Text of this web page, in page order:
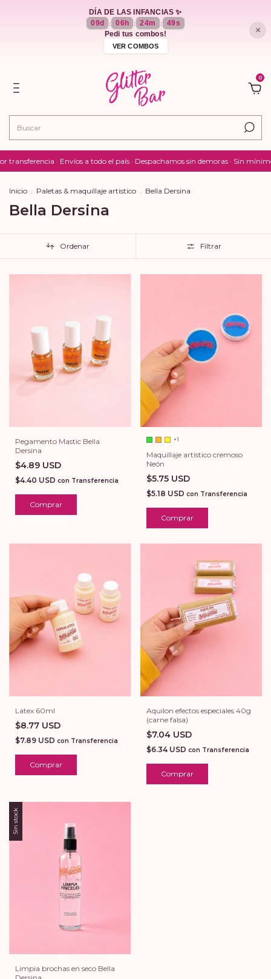
×
DÍA DE LAS INFANCIAS ✨
09d : 06h : 24m : 48s
Pedi tus combos!
VER COMBOS
0
· Envíos a todo el país · Despachamos sin demoras · Sin
Inicio . Paletas & maquillaje artistico . Bella Dersina
Bella Dersina
Ordenar Filtrar
Pegamento Mastic Bella
Dersina
$4.89 USD
$4.40 USD con Transferencia
+1
Maquillaje artistico cremoso
Neón
$5.75 USD
$5.18 USD con Transferencia
Comprar
Latex 60ml
$8.77 USD
$7.89 USD con Transferencia
Aquilon efectos especiales 40g
(carne falsa)
$7.04 USD
$6.34 USD con Transferencia
Sin stock
Limpia brochas en seco Bella